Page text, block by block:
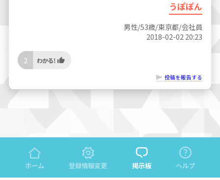
うぽぽん
男性/53歳/東京都/会社員
2018-02-02 20:23
2
投稿を報告する
ホーム 登録情報変更 掲示板 ヘルプ